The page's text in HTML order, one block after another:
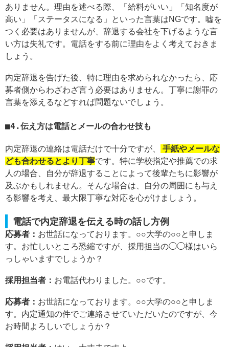
ありません。理由を述べる際、「給料がいい」「知名度が
高い」「ステータスになる」といった言葉はNGです。嘘を
つく必要はありませんが、辞退する会社を下げるような言
い方は失礼です。電話をする前に理由をよく考えておきま
しょう。
内定辞退を告げた後、特に理由を求められなかったら、応
募者側からわざわざ言う必要はありません。丁寧に謝罪の
言葉を添えるなどすれば問題ないでしょう。
4.伝え方は電話とメールの合わせ技も
内定辞退の連絡は電話だけで十分ですが、
手紙やメールな
ども合わせるとより丁寧です。特に学校指定や推薦での求
人の場合、自分が辞退することによって後輩たちに影響が
及ぶかもしれません。そんな場合は、自分の周囲にも与え
る影響を考え、最大限丁寧な対応を心がけましょう。
電話で内定辞退を伝える時の話し方例
応募者： お世話になっております。○○大学の○○と申しま
す。お忙しいところ恐縮ですが、採用担当の◯◯様はいら
っしゃいますでしょうか？
採用担当者： お電話代わりました。○○です。
応募者： お世話になっております。○○大学の○○と申しま
す。内定通知の件でご連絡させていただいたのですが、今
お時間よろしいでしょうか？